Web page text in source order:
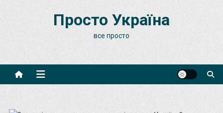
Просто Україна
все просто